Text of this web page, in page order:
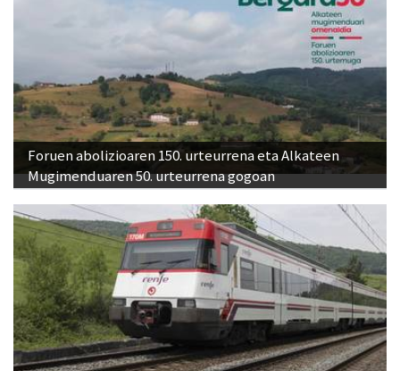
Foruen abolizioaren 150. urteurrena eta Alkateen
Mugimenduaren 50. urteurrena gogoan